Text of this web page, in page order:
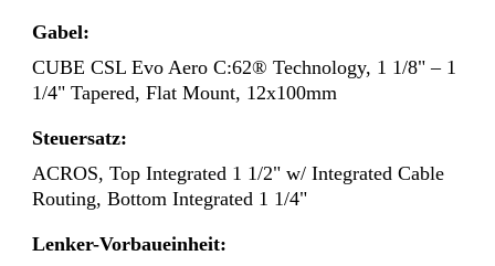
Gabel:
CUBE CSL Evo Aero C:62® Technology, 1 1/8" – 1
1/4" Tapered, Flat Mount, 12x100mm
Steuersatz:
ACROS, Top Integrated 1 1/2" w/ Integrated Cable
Routing, Bottom Integrated 1 1/4"
Lenker-Vorbaueinheit: